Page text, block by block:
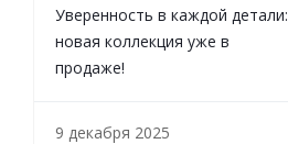
Уверенность в каждой детали:
новая коллекция уже в
продаже!
9 декабря 2025